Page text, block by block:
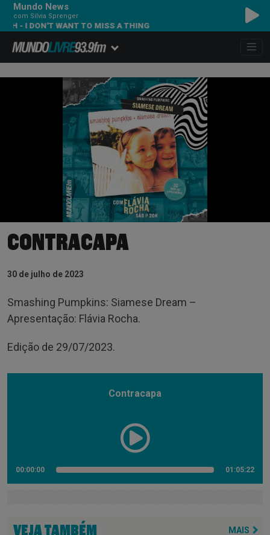
Mundo News
com Silvia Sprenger
WANT TO MISS A THING
CONTRACAPA
30 de julho de 2023
Smashing Pumpkins: Siamese Dream –
Apresentação: Flávia Rocha.
Edição de 29/07/2023.
Contracapa
00:00:00 01:05:22
VEJA TAMBÉM MAIS